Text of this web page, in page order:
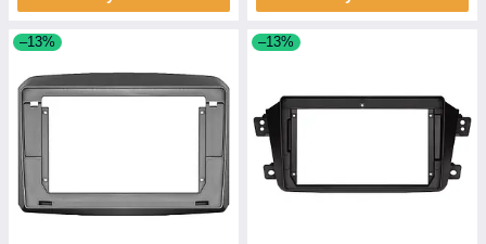
–13% –13%